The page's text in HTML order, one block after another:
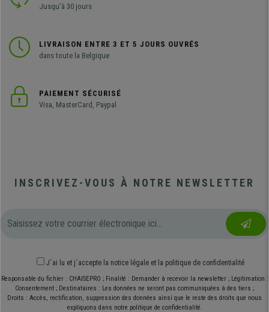
Jusqu'à 30 jours
LIVRAISON ENTRE 3 ET 5 JOURS OUVRÉS
dans toute la Belgique
PAIEMENT SÉCURISÉ
Visa, MasterCard, Paypal
INSCRIVEZ-VOUS À NOTRE NEWSLETTER
J´ai lu et j´accepte la notice légale et la politique de confidentialité
Responsable du fichier : CHAISEPRO ; Finalité : Demander à recevoir la newsletter ; Légitimation :
Consentement ; Destinataires : Les données ne seront pas communiquées à des tiers ;
Droits : Accès, rectification, suppression des données ainsi que le reste des droits que nous
expliquons dans notre politique de confidentialité.